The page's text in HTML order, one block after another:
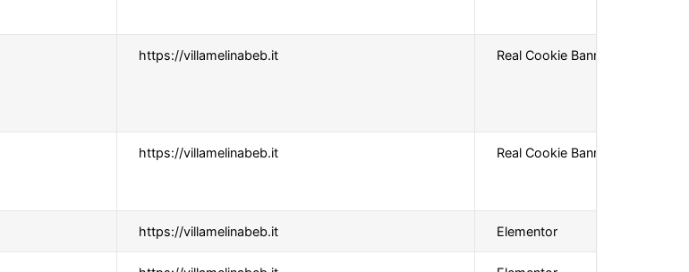
https://villamelinabeb.it Real Cookie Banner
https://villamelinabeb.it Real Cookie Banner
https://villamelinabeb.it Elementor